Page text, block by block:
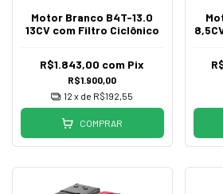
Motor Branco B4T-13.0
13CV com Filtro Ciclônico
R$1.900,00
R$1.843,00 com Pix
12 x de R$192,55
COMPRAR